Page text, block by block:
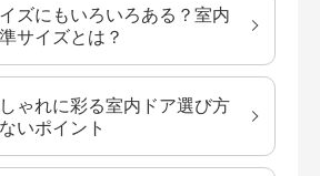
ズにもいろいろある？室内
サイズとは？
ゃれに彩る室内ドア選び方
いポイント